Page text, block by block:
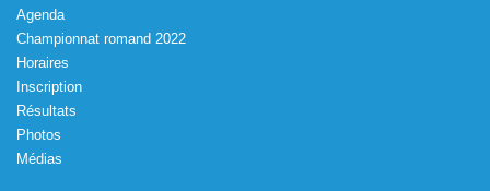
Agenda
Championnat romand 2022
Horaires
Inscription
Résultats
Photos
Médias